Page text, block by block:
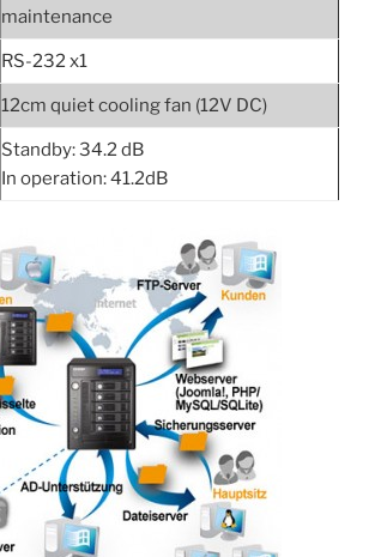
maintenance
RS-232 x1
12cm quiet cooling fan (12V DC)
Standby: 34.2 dB
In operation: 41.2dB